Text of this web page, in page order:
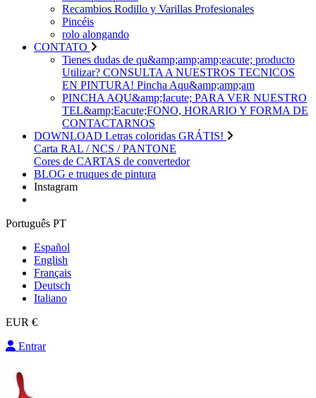
Recambios Rodillo y Varillas Profesionales
Pincéis
rolo alongando
CONTATO
Tienes dudas de qu&amp;amp;amp;eacute; producto
Utilizar? CONSULTA A NUESTROS TECNICOS
EN PINTURA! Pincha Aqu&amp;amp;am
PINCHA AQU&amp;Iacute; PARA VER NUESTRO
TEL&amp;Eacute;FONO, HORARIO Y FORMA DE
CONTACTARNOS
DOWNLOAD Letras coloridas GRÁTIS!
Carta RAL / NCS / PANTONE
Cores de CARTAS de convertedor
BLOG e truques de pintura
Instagram
Português PT
Español
English
Français
Deutsch
Italiano
EUR €
Entrar